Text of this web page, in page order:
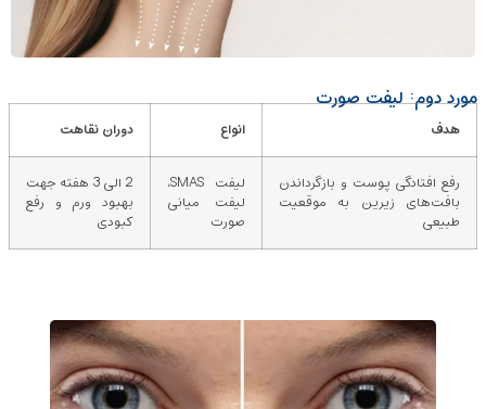
مورد دوم: لیفت صورت
هدف انواع دوران نقاهت
رفع افتادگی پوست و بازگرداندن
بافت‌های زیرین به موقعیت
طبیعی
لیفت SMAS،
لیفت میانی
صورت
2 الی 3 هفته جهت
بهبود ورم و رفع
کبودی